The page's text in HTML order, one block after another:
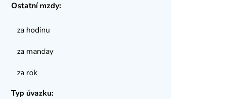
Ostatní mzdy:
za hodinu
za manday
za rok
Typ úvazku: